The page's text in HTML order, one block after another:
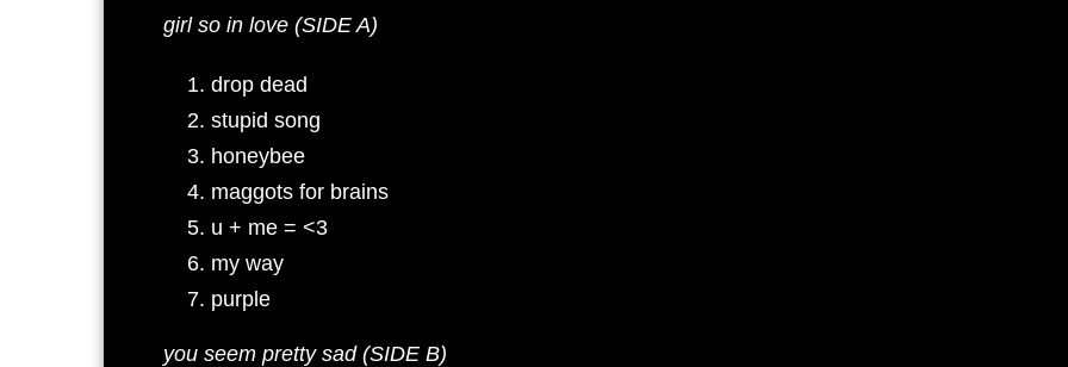
girl so in love (SIDE A)
drop dead
stupid song
honeybee
maggots for brains
u + me = <3
my way
purple
you seem pretty sad (SIDE B)